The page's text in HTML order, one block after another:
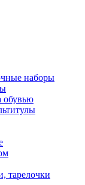
наборы
обувью
тарелочки